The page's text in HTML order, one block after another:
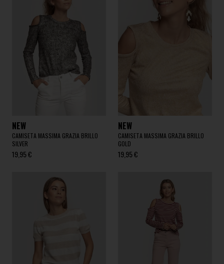
NEW
CAMISETA MASSIMA GRAZIA BRILLO
SILVER
19,95 €
NEW
CAMISETA MASSIMA GRAZIA BRILLO
GOLD
19,95 €